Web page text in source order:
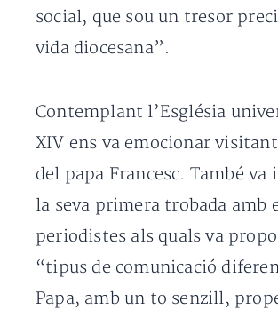
social, que sou un tresor
vida diocesana”.
Contemplant l’Església
XIV ens va emocionar
del papa Francesc. També va
la seva primera trobada amb
periodistes als quals va
“tipus de comunicació
Papa, amb un to senzill,